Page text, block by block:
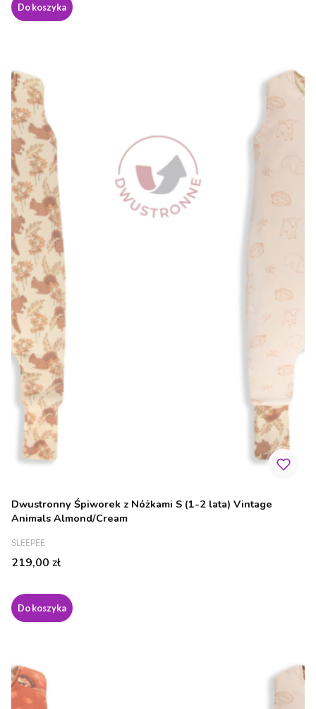
Do koszyka
Dwustronny Śpiworek z Nóżkami S (1-2 lata) Vintage
Animals Almond/Cream
PRODUCENT
SLEEPEE
Cena
219,00 zł
Do koszyka